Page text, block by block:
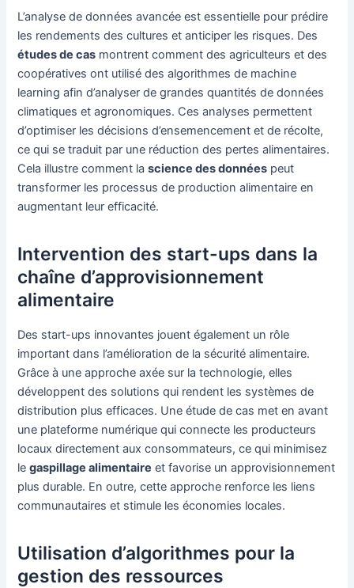
L’analyse de données avancée est essentielle pour prédire
les rendements des cultures et anticiper les risques. Des
études de cas montrent comment des agriculteurs et des
coopératives ont utilisé des algorithmes de machine
learning afin d’analyser de grandes quantités de données
climatiques et agronomiques. Ces analyses permettent
d’optimiser les décisions d’ensemencement et de récolte,
ce qui se traduit par une réduction des pertes alimentaires.
Cela illustre comment lascience des données peut
transformer les processus de production alimentaire en
augmentant leur efficacité.
Intervention des start-ups dans la
chaîne d’approvisionnement
alimentaire
Des start-ups innovantes jouent également un rôle
important dans l’amélioration de la sécurité alimentaire.
Grâce à une approche axée sur la technologie, elles
développent des solutions qui rendent les systèmes de
distribution plus efficaces. Une étude de cas met en avant
une plateforme numérique qui connecte les producteurs
locaux directement aux consommateurs, ce qui minimisez
legaspillage alimentaire et favorise un approvisionnement
plus durable. En outre, cette approche renforce les liens
communautaires et stimule les économies locales.
Utilisation d’algorithmes pour la
gestion des ressources